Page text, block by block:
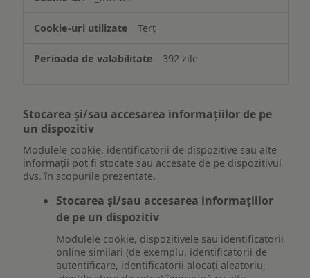
Terț
392 zile
Stocarea și/sau accesarea informațiilor de pe
un dispozitiv
Modulele cookie, identificatorii de dispozitive sau alte
informații pot fi stocate sau accesate de pe dispozitivul
dvs. în scopurile prezentate.
Stocarea și/sau accesarea informațiilor
de pe un dispozitiv
Modulele cookie, dispozitivele sau identificatorii
online similari (de exemplu, identificatorii de
autentificare, identificatorii alocați aleatoriu,